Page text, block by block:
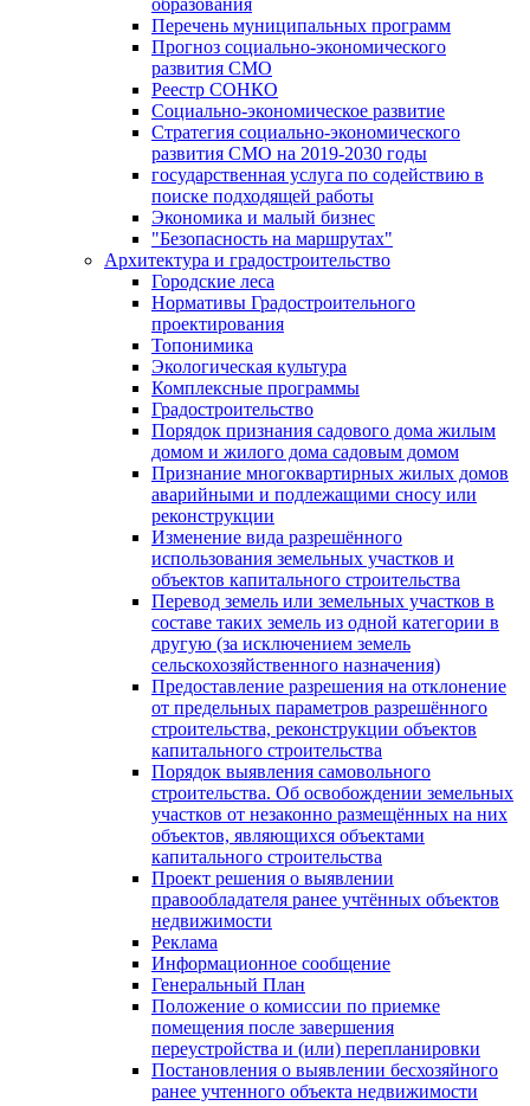
образования
Перечень муниципальных программ
Прогноз социально-экономического
развития СМО
Реестр СОНКО
Социально-экономическое развитие
Стратегия социально-экономического
развития СМО на 2019-2030 годы
государственная услуга по содействию в
поиске подходящей работы
Экономика и малый бизнес
"Безопасность на маршрутах"
Архитектура и градостроительство
Городские леса
Нормативы Градостроительного
проектирования
Топонимика
Экологическая культура
Комплексные программы
Градостроительство
Порядок признания садового дома жилым
домом и жилого дома садовым домом
Признание многоквартирных жилых домов
аварийными и подлежащими сносу или
реконструкции
Изменение вида разрешённого
использования земельных участков и
объектов капитального строительства
Перевод земель или земельных участков в
составе таких земель из одной категории в
другую (за исключением земель
сельскохозяйственного назначения)
Предоставление разрешения на отклонение
от предельных параметров разрешённого
строительства, реконструкции объектов
капитального строительства
Порядок выявления самовольного
строительства. Об освобождении земельных
участков от незаконно размещённых на них
объектов, являющихся объектами
капитального строительства
Проект решения о выявлении
правообладателя ранее учтённых объектов
недвижимости
Реклама
Информационное сообщение
Генеральный План
Положение о комиссии по приемке
помещения после завершения
переустройства и (или) перепланировки
Постановления о выявлении бесхозяйного
ранее учтенного объекта недвижимости